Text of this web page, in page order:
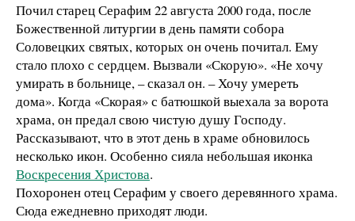
Почил старец Серафим 22 августа 2000 года, после
Божественной литургии в день памяти собора
Соловецких святых, которых он очень почитал. Ему
стало плохо с сердцем. Вызвали «Скорую». «Не хочу
умирать в больнице, – сказал он. – Хочу умереть
дома». Когда «Скорая» с батюшкой выехала за ворота
храма, он предал свою чистую душу Господу.
Рассказывают, что в этот день в храме обновилось
несколько икон. Особенно сияла небольшая иконка
Воскресения Христова.
Похоронен отец Серафим у своего деревянного храма.
Сюда ежедневно приходят люди.